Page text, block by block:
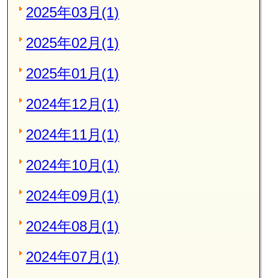
2025年03月(1)
2025年02月(1)
2025年01月(1)
2024年12月(1)
2024年11月(1)
2024年10月(1)
2024年09月(1)
2024年08月(1)
2024年07月(1)